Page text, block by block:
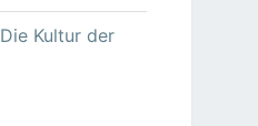
Die Kultur der